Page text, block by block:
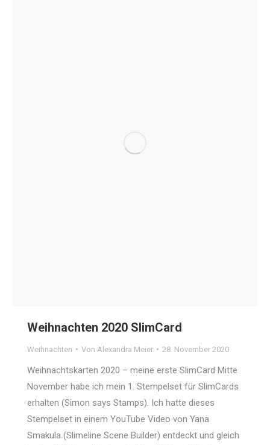
Weihnachten 2020 SlimCard
Weihnachten Von Alexandra Meier 28. November 2020
Weihnachtskarten 2020 – meine erste SlimCard Mitte
November habe ich mein 1. Stempelset für SlimCards
erhalten (Simon says Stamps). Ich hatte dieses
Stempelset in einem YouTube Video von Yana
Smakula (Slimeline Scene Builder) entdeckt und gleich